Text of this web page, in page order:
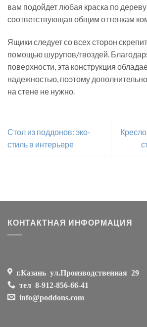
вам подойдет любая краска по
соответствующая общим оттенкам
Ящики следует со всех сторон
помощью шурупов/гвоздей.
поверхности, эта конструкция
надежностью, поэтому
на стене не нужно.
Стол из поддонов: эко-
стиль в интерьере
КОНТАКТНАЯ ИНФОРМАЦИЯ
г.Казань ул.Производственная 29
тел 8-912-856-66-41
info@poddons.com